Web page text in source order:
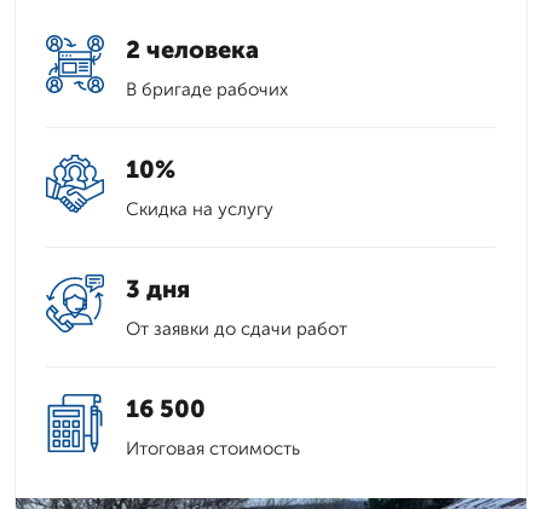
2 человека
В бригаде рабочих
10%
Скидка на услугу
3 дня
От заявки до сдачи работ
16 500
Итоговая стоимость